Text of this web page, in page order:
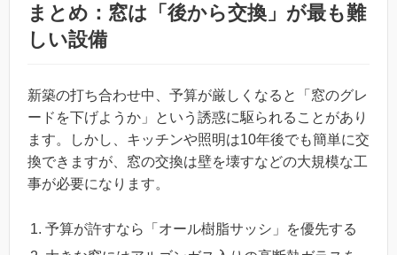
まとめ：窓は「後から交換」が最も難
しい設備
新築の打ち合わせ中、予算が厳しくなると「窓のグレ
ードを下げようか」という誘惑に駆られることがあり
ます。しかし、キッチンや照明は10年後でも簡単に交
換できますが、窓の交換は壁を壊すなどの大規模な工
事が必要になります。
予算が許すなら「オール樹脂サッシ」を優先する